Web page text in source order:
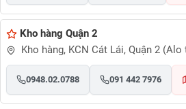
Kho hàng Quận 2
Kho hàng, KCN Cát Lái, Quận 2
0948.02.0788 091 442 7976